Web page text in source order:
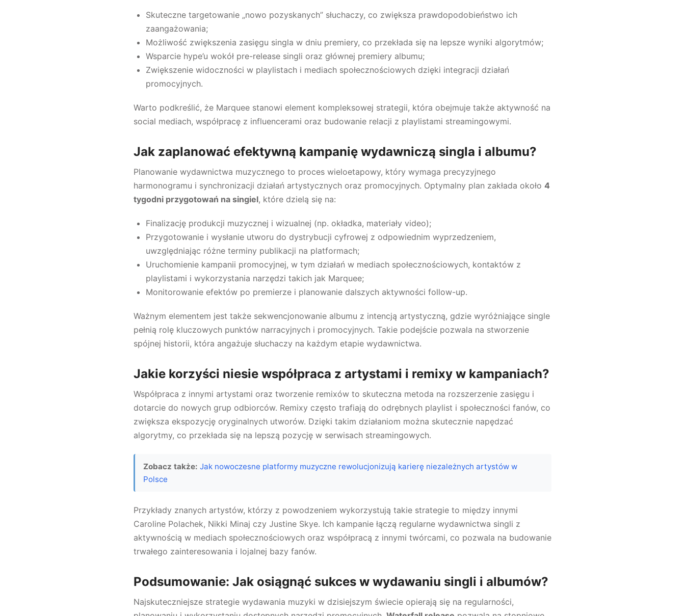
Skuteczne targetowanie „nowo pozyskanych” słuchaczy, co zwiększa prawdopodobieństwo ich
zaangażowania;
Możliwość zwiększenia zasięgu singla w dniu premiery, co przekłada się na lepsze wyniki algorytmów;
Wsparcie hype’u wokół pre-release singli oraz głównej premiery albumu;
Zwiększenie widoczności w playlistach i mediach społecznościowych dzięki integracji działań
promocyjnych.
Warto podkreślić, że Marquee stanowi element kompleksowej strategii, która obejmuje także aktywność na
social mediach, współpracę z influencerami oraz budowanie relacji z playlistami streamingowymi.
Jak zaplanować efektywną kampanię wydawniczą singla i albumu?
Planowanie wydawnictwa muzycznego to proces wieloetapowy, który wymaga precyzyjnego
harmonogramu i synchronizacji działań artystycznych oraz promocyjnych. Optymalny plan zakłada około 4
tygodni przygotowań na singiel, które dzielą się na:
Finalizację produkcji muzycznej i wizualnej (np. okładka, materiały video);
Przygotowanie i wysłanie utworu do dystrybucji cyfrowej z odpowiednim wyprzedzeniem,
uwzględniając różne terminy publikacji na platformach;
Uruchomienie kampanii promocyjnej, w tym działań w mediach społecznościowych, kontaktów z
playlistami i wykorzystania narzędzi takich jak Marquee;
Monitorowanie efektów po premierze i planowanie dalszych aktywności follow-up.
Ważnym elementem jest także sekwencjonowanie albumu z intencją artystyczną, gdzie wyróżniające single
pełnią rolę kluczowych punktów narracyjnych i promocyjnych. Takie podejście pozwala na stworzenie
spójnej historii, która angażuje słuchaczy na każdym etapie wydawnictwa.
Jakie korzyści niesie współpraca z artystami i remixy w kampaniach?
Współpraca z innymi artystami oraz tworzenie remixów to skuteczna metoda na rozszerzenie zasięgu i
dotarcie do nowych grup odbiorców. Remixy często trafiają do odrębnych playlist i społeczności fanów, co
zwiększa ekspozycję oryginalnych utworów. Dzięki takim działaniom można skutecznie napędzać
algorytmy, co przekłada się na lepszą pozycję w serwisach streamingowych.
Zobacz także: Jak nowoczesne platformy muzyczne rewolucjonizują karierę niezależnych artystów w
Polsce
Przykłady znanych artystów, którzy z powodzeniem wykorzystują takie strategie to między innymi
Caroline Polachek, Nikki Minaj czy Justine Skye. Ich kampanie łączą regularne wydawnictwa singli z
aktywnością w mediach społecznościowych oraz współpracą z innymi twórcami, co pozwala na budowanie
trwałego zainteresowania i lojalnej bazy fanów.
Podsumowanie: Jak osiągnąć sukces w wydawaniu singli i albumów?
Najskuteczniejsze strategie wydawania muzyki w dzisiejszym świecie opierają się na regularności,